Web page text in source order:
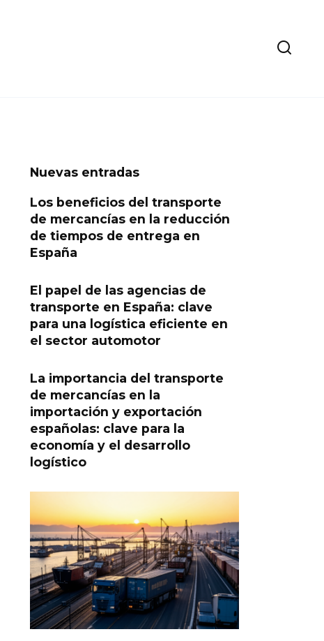
Nuevas entradas
Los beneficios del transporte
de mercancías en la reducción
de tiempos de entrega en
España
El papel de las agencias de
transporte en España: clave
para una logística eficiente en
el sector automotor
La importancia del transporte
de mercancías en la
importación y exportación
españolas: clave para la
economía y el desarrollo
logístico